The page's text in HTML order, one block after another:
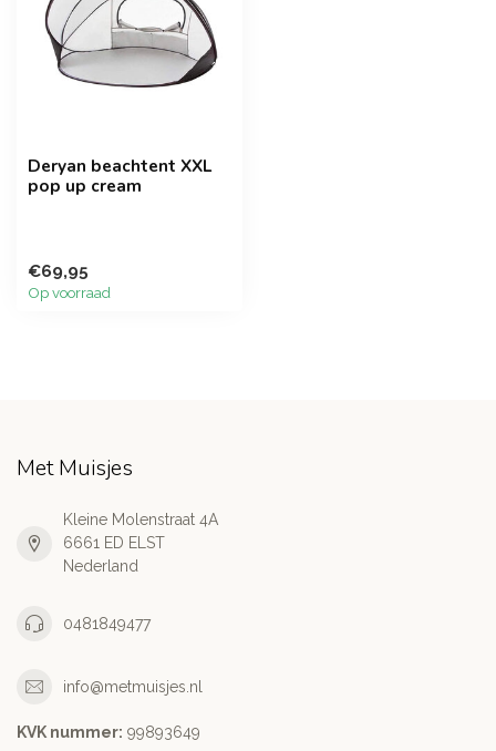
Deryan beachtent XXL
pop up cream
€69,95
Op voorraad
Met Muisjes
Kleine Molenstraat 4A
6661 ED ELST
Nederland
0481849477
info@metmuisjes.nl
KVK nummer: 99893649